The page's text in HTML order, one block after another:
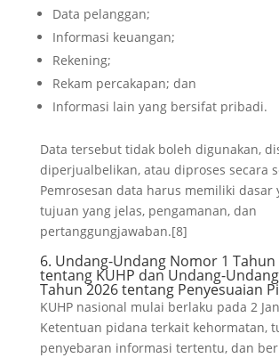
Data pelanggan;
Informasi keuangan;
Rekening;
Rekam percakapan; dan
Informasi lain yang bersifat pribadi.
Data tersebut tidak boleh digunakan,
diperjualbelikan, atau diproses secara
Pemrosesan data harus memiliki dasar
tujuan yang jelas, pengamanan, dan
pertanggungjawaban.[8]
6. Undang-Undang Nomor 1 Tahun
tentang KUHP dan Undang-
Tahun 2026 tentang Penyesuaian
KUHP nasional mulai berlaku pada 2
Ketentuan pidana terkait kehormatan,
penyebaran informasi tertentu, dan